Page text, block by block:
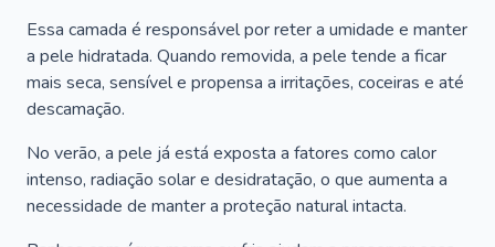
Essa camada é responsável por reter a umidade e manter
a pele hidratada. Quando removida, a pele tende a ficar
mais seca, sensível e propensa a irritações, coceiras e até
descamação.
No verão, a pele já está exposta a fatores como calor
intenso, radiação solar e desidratação, o que aumenta a
necessidade de manter a proteção natural intacta.